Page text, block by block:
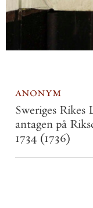
anonym
Sweriges Rikes
antagen på
1734 (1736)